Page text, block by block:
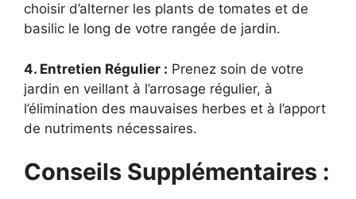
choisir d’alterner les plants de tomates et de
basilic le long de votre rangée de jardin.
4. Entretien Régulier : Prenez soin de votre
jardin en veillant à l’arrosage régulier, à
l’élimination des mauvaises herbes et à l’apport
de nutriments nécessaires.
Conseils Supplémentaires :